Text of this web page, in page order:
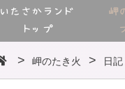
いたさかランド
トップ
岬
岬のたき火 日記